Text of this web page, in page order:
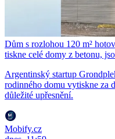
Dům s rozlohou 120 m²
tiskne celé domy z betonu,
Argentinský startup
rodinného domu vytiskne za
důležité upřesnění.
Mobify.cz